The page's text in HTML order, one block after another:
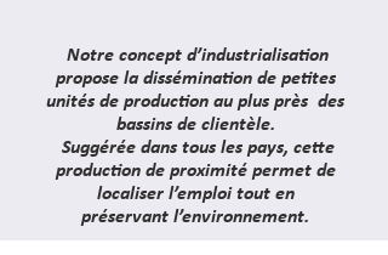
Notre concept d’industrialisation
propose la dissémination de petites
unités de production au plus près des
bassins de clientèle.
Suggérée dans tous les pays, cette
production de proximitépermet de
localiser l’emploi tout en
préservant l’environnement.